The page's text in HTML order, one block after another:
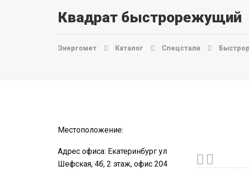
Квадрат быстрорежущий
Энергомет Каталог Спецстали
Местоположение:
Адрес офиса: Екатеринбург ул
Шефская, 4б, 2 этаж, офис 204